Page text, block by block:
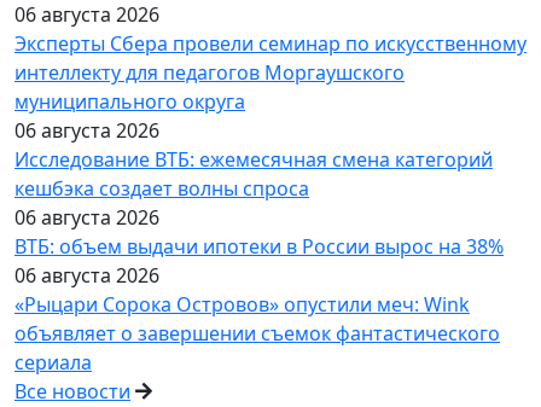
06 августа 2026
Эксперты Сбера провели семинар по искусственному
интеллекту для педагогов Моргаушского
муниципального округа
06 августа 2026
Исследование ВТБ: ежемесячная смена категорий
кешбэка создает волны спроса
06 августа 2026
ВТБ: объем выдачи ипотеки в России вырос на 38%
06 августа 2026
«Рыцари Сорока Островов» опустили меч: Wink
объявляет о завершении съемок фантастического
сериала
Все новости